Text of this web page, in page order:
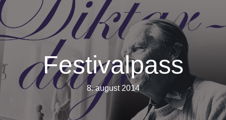
Festivalpass
8. august 2014